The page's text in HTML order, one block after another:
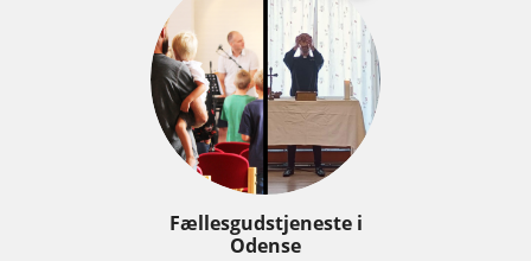
Fællesgudstjeneste i
Odense